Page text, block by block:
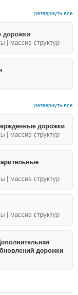
развернуть все
дорожки
массив структур
развернуть все
дорожки
| массив структур
| массив структур
| массив структур
дорожки